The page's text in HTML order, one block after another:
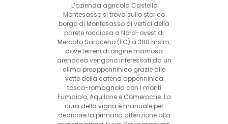
L’azienda agricola Castello
Montesasso si trova sullo storico
borgo di Montesasso ai vertici della
parete rocciosa a Nord-ovest di
Mercato Saraceno (FC) a 380 mslm,
dove terreni di origine marnosa
arenacea vengono interessati da un
clima preappenninico grazie alle
vette della catena appenninica
tosco-romagnola con i monti
Fumaiolo, Aquilone e Comeroche. La
cura della vigna è manuale per
dedicare la primaria attenzione alla